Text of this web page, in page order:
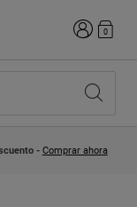
Iniciar0
- Comprar ahora